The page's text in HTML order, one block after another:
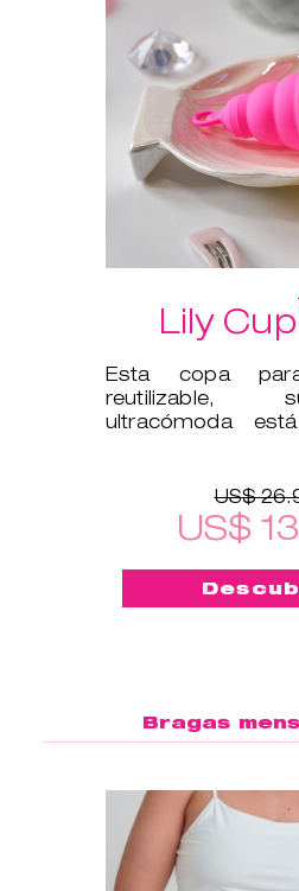
Lily Cup
Esta copa
reutilizable,
ultracómoda
US$
US$
Bragas